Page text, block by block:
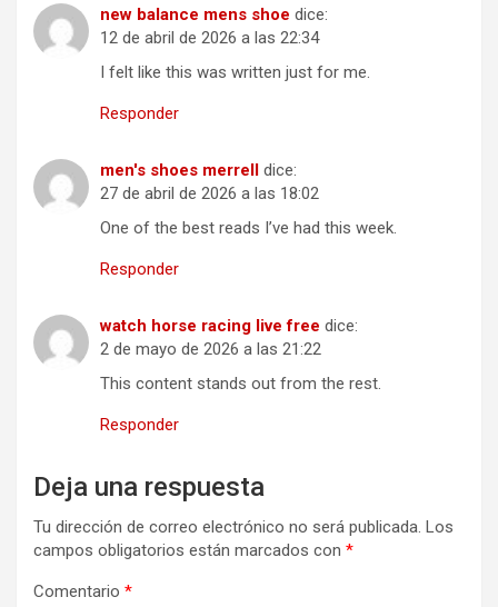
new balance mens shoe dice:
12 de abril de 2026 a las 22:34
I felt like this was written just for me.
Responder
men's shoes merrell dice:
27 de abril de 2026 a las 18:02
One of the best reads I’ve had this week.
Responder
watch horse racing live free dice:
2 de mayo de 2026 a las 21:22
This content stands out from the rest.
Responder
Deja una respuesta
Tu dirección de correo electrónico no será publicada. Los
campos obligatorios están marcados con *
Comentario *